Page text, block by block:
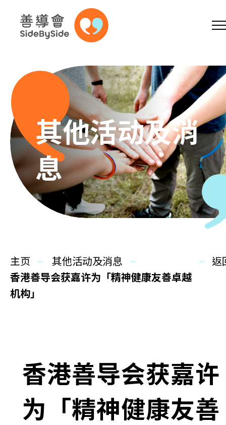
跳到内容（按回车键）
A A EN繁 简
主页
本会服务
慈善活动
其他活动及消息
联络我们
其他活动及消
息
主页
其他活动及消息
香港善导会获嘉许为「精神健康友善卓越
机构」
返
香港善导会获嘉许
为「精神健康友善